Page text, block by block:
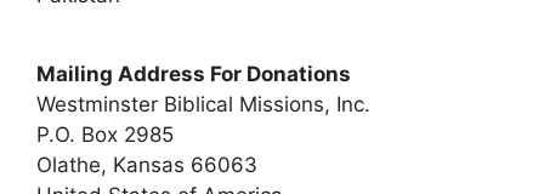
Mailing Address For Donations
Westminster Biblical Missions, Inc.
P.O. Box 2985
Olathe, Kansas 66063